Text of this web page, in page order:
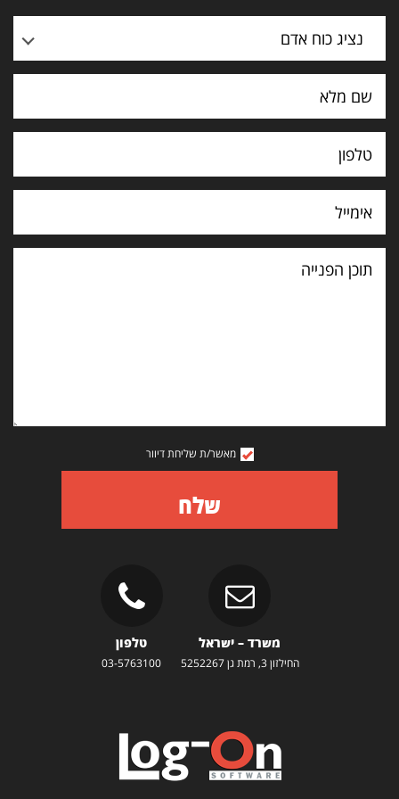
נציג כוח אדם
תוכן
הפנייה
מאשר/ת שליחת דיוור
שלח
משרד – ישראל
החילזון 3, רמת גן 5252267
טלפון
03-5763100